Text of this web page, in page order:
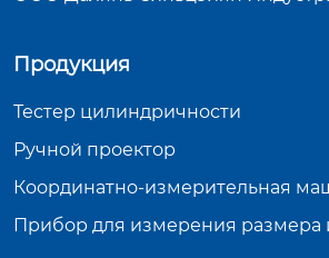
Продукция
Тестер цилиндричности
Ручной проектор
Координатно-измерительная
Прибор для измерения размера